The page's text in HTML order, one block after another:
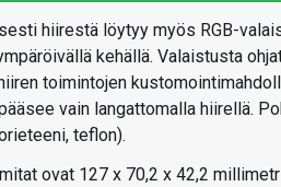
hiirestä löytyy myös RGB-
kehällä. Valaistusta
toimintojen
vain langattomalla hiirellä.
teflon).
ovat 127 x 70,2 x 42,2